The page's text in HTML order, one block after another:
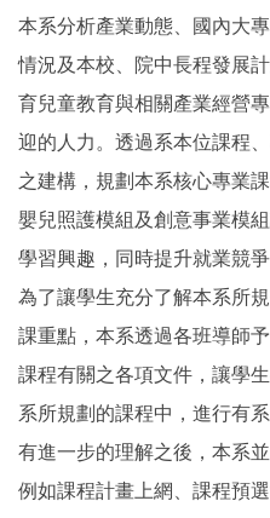
本系分析產業動態、國內大
情況及本校、院中長程發展
育兒童教育與相關產業經營
迎的人力。透過系本位課程
之建構，規劃本系核心專業
嬰兒照護模組及創意事業模
學習興趣，同時提升就業競爭
為了讓學生充分了解本系所
課重點，本系透過各班導師
課程有關之各項文件，讓學
系所規劃的課程中，進行有
有進一步的理解之後，本系
例如課程計畫上網、課程預